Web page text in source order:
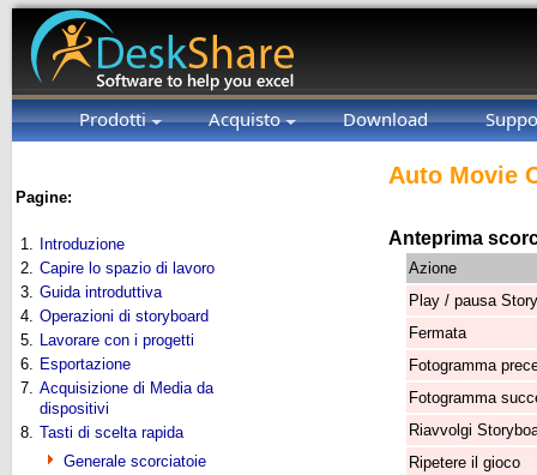
Prodotti Acquisto Download
Pagine:
1.
Introduzione
2. Capire lo spazio di lavoro
3. Guida introduttiva
4. Operazioni di storyboard
5. Lavorare con i progetti
6. Esportazione
7. Acquisizione di Media da
dispositivi
8. Tasti di scelta rapida
Generale scorciatoie
Auto Movie
Anteprima
Azione
Play / pausa
Fermata
Fotogramma
Fotogramma
Riavvolgi
Ripetere il gioco